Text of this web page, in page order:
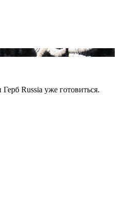
Russia уже готовиться.